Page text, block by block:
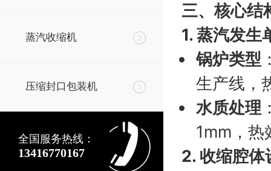
蒸汽收缩机
压缩封口包装机
全国服务热线：
13416770167
三、核心结
1. 蒸汽发生
锅炉类型
生产线，
水质处理
1mm，热
2. 收缩腔体